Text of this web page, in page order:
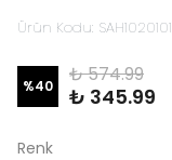
Ürün Kodu: SAH1020101
%40 ₺ 574.99
₺ 345.99
Renk